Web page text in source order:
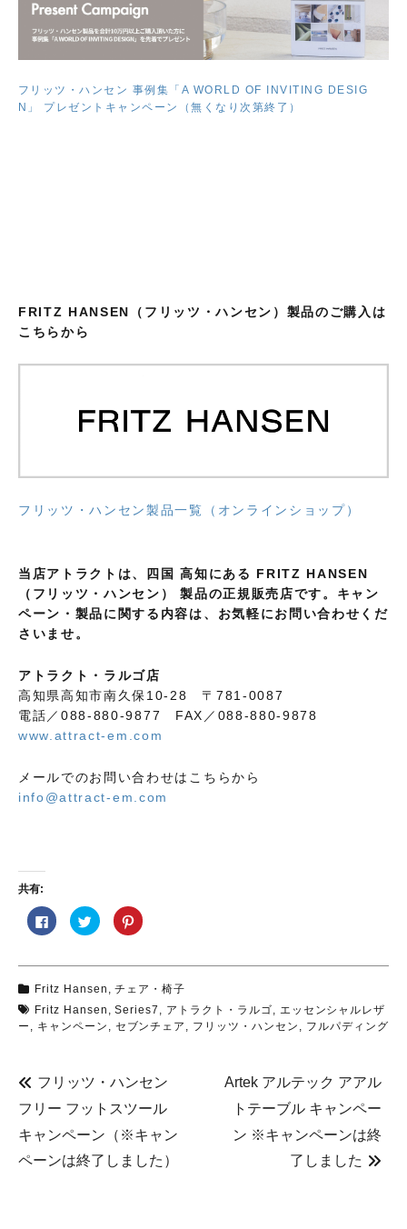
フリッツ・ハンセン 事例集「A WORLD OF INVITING DESIG
N」 プレゼントキャンペーン（無くなり次第終了）
FRITZ HANSEN（フリッツ・ハンセン）製品のご購入は
こちらから
フリッツ・ハンセン製品一覧（オンラインショップ）
当店アトラクトは、四国 高知にある FRITZ HANSEN
（フリッツ・ハンセン） 製品の正規販売店です。キャン
ペーン・製品に関する内容は、お気軽にお問い合わせくだ
さいませ。
アトラクト・ラルゴ店
高知県高知市南久保10-28 〒781-0087
電話／088-880-9877 FAX／088-880-9878
www.attract-em.com
メールでのお問い合わせはこちらから
info@attract-em.com
共有:
F
a
o
k
で
共
有
ク
リ
ク
て
だ
さ
ク
リ
T
w
i
t
t
有
新
し
ウ
ン
ド
ク
リ
P
i
n
t
e
で
共
有
(
し
い
ウ
ィ
Fritz Hansen ,チェア・椅子
Fritz Hansen ,Series7 , アトラクト・ラルゴ, エッセンシャルレザ
ー , キャンペーン , セブンチェア , フリッツ・ハンセン , フルパディング
フリッツ・ハンセン
フリー フットスツール
キャンペーン（※キャン
ペーンは終了しました）
Artek アルテック アアル
トテーブル キャンペー
ン ※キャンペーンは終
了しました